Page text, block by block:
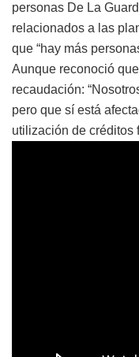
personas De La
relacionados a las
que “hay más
Aunque reconoció
recaudación:
pero que sí está
utilización de créditos